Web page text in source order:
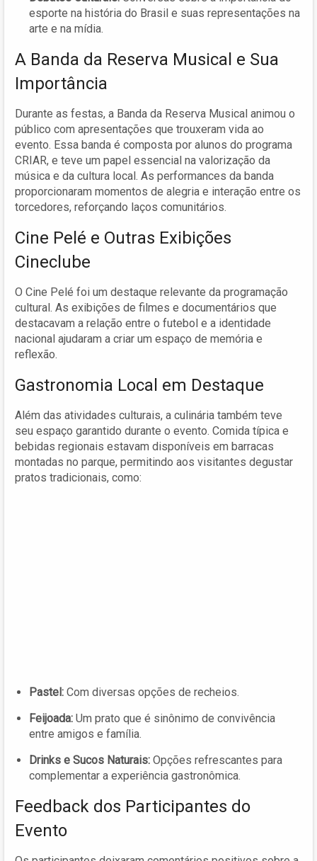
esporte na história do Brasil e suas representações na
arte e na mídia.
A Banda da Reserva Musical e Sua
Importância
Durante as festas, a Banda da Reserva Musical animou o
público com apresentações que trouxeram vida ao
evento. Essa banda é composta por alunos do programa
CRIAR, e teve um papel essencial na valorização da
música e da cultura local. As performances da banda
proporcionaram momentos de alegria e interação entre os
torcedores, reforçando laços comunitários.
Cine Pelé e Outras Exibições
Cineclube
O Cine Pelé foi um destaque relevante da programação
cultural. As exibições de filmes e documentários que
destacavam a relação entre o futebol e a identidade
nacional ajudaram a criar um espaço de memória e
reflexão.
Gastronomia Local em Destaque
Além das atividades culturais, a culinária também teve
seu espaço garantido durante o evento. Comida típica e
bebidas regionais estavam disponíveis em barracas
montadas no parque, permitindo aos visitantes degustar
pratos tradicionais, como:
Pastel: Com diversas opções de recheios.
Feijoada: Um prato que é sinônimo de convivência
entre amigos e família.
Drinks e Sucos Naturais: Opções refrescantes para
complementar a experiência gastronômica.
Feedback dos Participantes do
Evento